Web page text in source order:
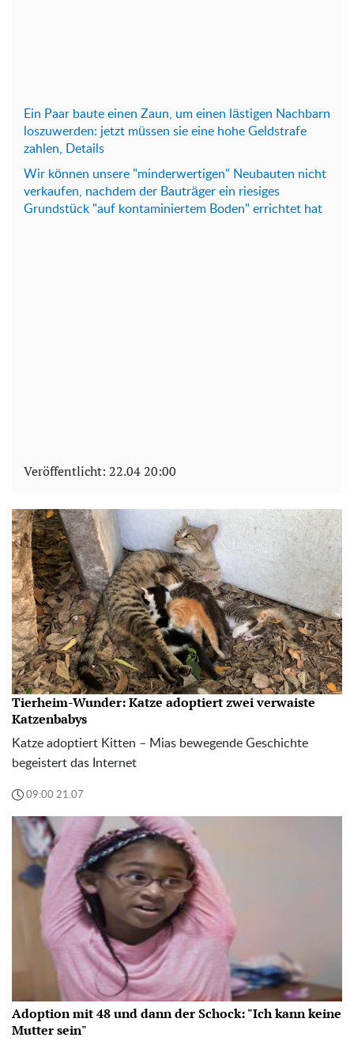
Ein Paar baute einen Zaun, um einen lästigen Nachbarn
loszuwerden: jetzt müssen sie eine hohe Geldstrafe
zahlen, Details
Wir können unsere "minderwertigen" Neubauten nicht
verkaufen, nachdem der Bauträger ein riesiges
Grundstück "auf kontaminiertem Boden" errichtet hat
Veröffentlicht: 22.04 20:00
Tierheim-Wunder: Katze adoptiert zwei verwaiste
Katzenbabys
Katze adoptiert Kitten – Mias bewegende Geschichte
begeistert das Internet
09:00 21.07
Adoption mit 48 und dann der Schock: "Ich kann keine
Mutter sein"